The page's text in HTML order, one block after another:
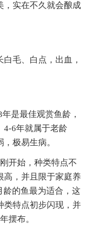
，实在不久就会酿成
毛、白点，出血，
是最佳观赏鱼龄，
4-6年就属于老龄
极易生病。
开始，种类特点不
高，并且限于家庭养
龄的鱼最为适合，这
类特点初步闪现，并
摆布。